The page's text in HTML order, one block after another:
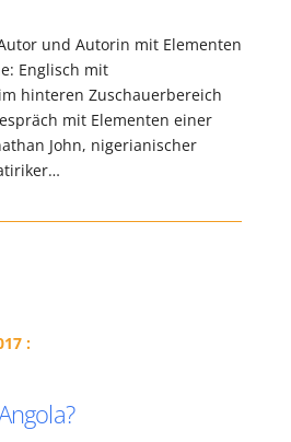
und Autorin mit Elementen
Englisch mit
hinteren Zuschauerbereich
mit Elementen einer
John, nigerianischer
: